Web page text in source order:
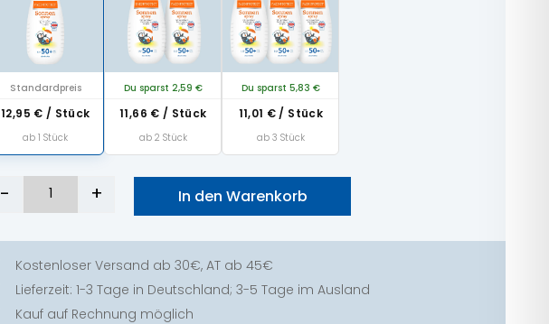
Standardpreis
12,95 € / Stück
ab 1 Stück
Du sparst 2,59 €
11,66 € / Stück
ab 2 Stück
Du sparst 5,83 €
11,01 € / Stück
ab 3 Stück
Sonnenspray Kinder LSF 50+ sensitiv & ohne Duftstoffe Menge
- + In den Warenkorb
Kostenloser Versand ab 30€, AT ab 45€
Lieferzeit: 1-3 Tage in Deutschland; 3-5 Tage im Ausland
Kauf auf Rechnung möglich